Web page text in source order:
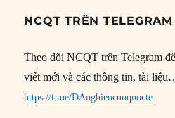
NCQT TRÊN TELEGRAM
Theo dõi NCQT trên Telegram
viết mới và các thông tin, tài
https://t.me/DAnghiencuuquocte